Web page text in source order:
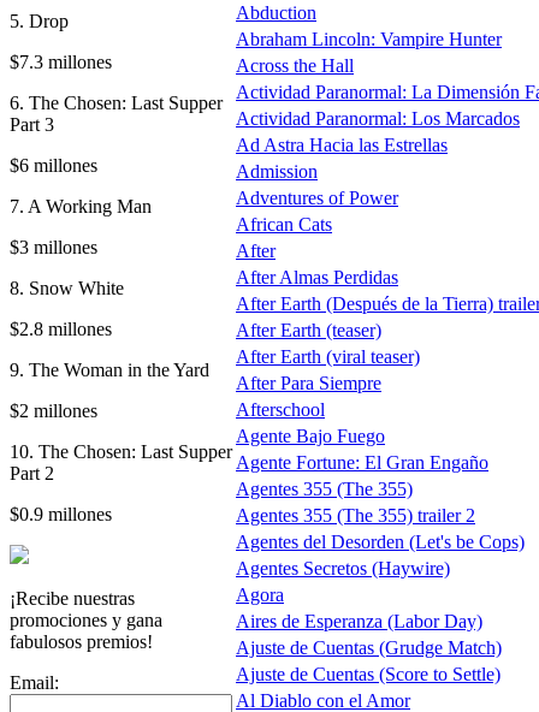
5. Drop
$7.3 millones
6. The Chosen: Last Supper
Part 3
$6 millones
7. A Working Man
$3 millones
8. Snow White
$2.8 millones
9. The Woman in the Yard
$2 millones
10. The Chosen: Last Supper
Part 2
$0.9 millones
¡Recibe nuestras
promociones y gana
fabulosos premios!
Email:
Abduction
Abraham Lincoln: Vampire Hunter
Across the Hall
Actividad Paranormal: La Dimensión
Actividad Paranormal: Los Marcados
Ad Astra Hacia las Estrellas
Admission
Adventures of Power
African Cats
After
After Almas Perdidas
After Earth (Después de la Tierra)
After Earth (teaser)
After Earth (viral teaser)
After Para Siempre
Afterschool
Agente Bajo Fuego
Agente Fortune: El Gran Engaño
Agentes 355 (The 355)
Agentes 355 (The 355) trailer 2
Agentes del Desorden (Let's be Cops)
Agentes Secretos (Haywire)
Agora
Aires de Esperanza (Labor Day)
Ajuste de Cuentas (Grudge Match)
Ajuste de Cuentas (Score to Settle)
Al Diablo con el Amor